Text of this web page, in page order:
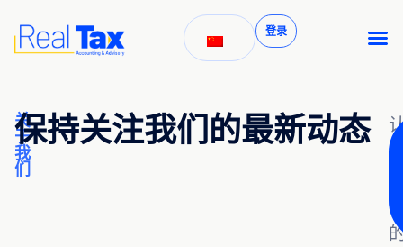
登录
关
于
我
们
保持关注我们的最新动态